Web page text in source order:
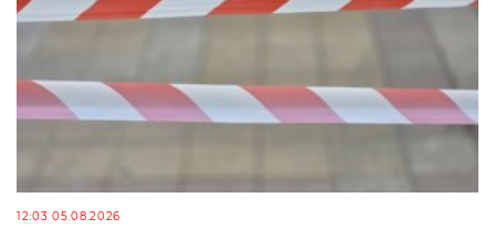
12:03 05.08.2026